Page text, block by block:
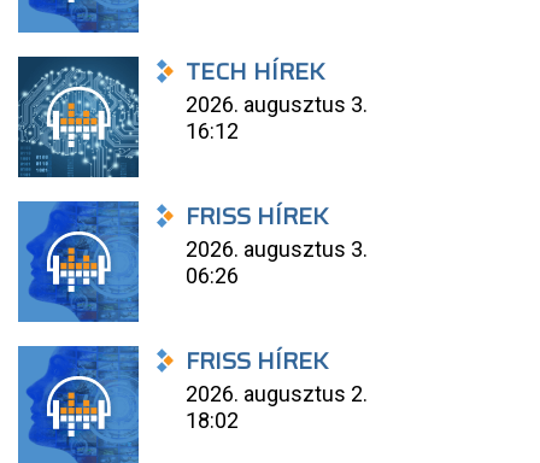
TECH HÍREK
2026. augusztus 3.
16:12
FRISS HÍREK
2026. augusztus 3.
06:26
FRISS HÍREK
2026. augusztus 2.
18:02